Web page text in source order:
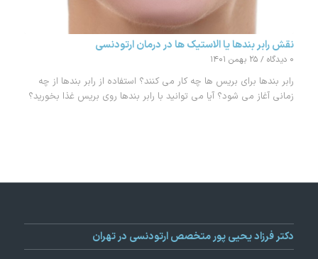
نقش رابر بندها یا الاستیک ها در درمان ارتودنسی
۰ دیدگاه / ۲۵ بهمن ۱۴۰۱
رابر بندها برای بریس ها چه کار می کنند؟ استفاده از رابر بندها از چه
زمانی آغاز می شود؟ آیا می توانید با رابر بندها روی بریس غذا بخورید؟
دکتر فرزاد یحیی پور متخصص ارتودنسی در تهران